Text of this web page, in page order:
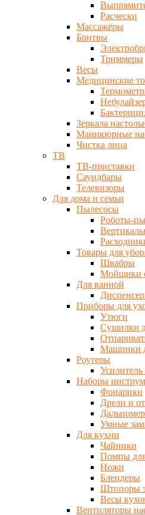
Расчески
Массажёры
Бритвы
Триммеры
Весы
Медицинские
Зеркала
Маникюрные
Чистка лица
ТВ
ТВ-приставки
Саундбары
Телевизоры
Для дома и семьи
Пылесосы
Роботы-
Товары для
Швабры
Мойщики
Для ванной
Приборы для
Утюги
Сушилки
Машинки
Роутеры
Усилитель
Наборы
Фонарики
Дрели и
Умные
Для кухни
Чайники
Помпы
Ножи
Блендеры
Штопоры
Весы
Вентиляторы